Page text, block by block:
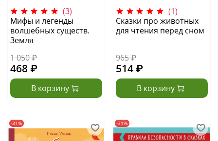
(3)
Мифы и легенды
волшебных существ.
Земля
1 050 ₽
468 ₽
В корзину
(1)
Сказки про животных
для чтения перед сном
965 ₽
514 ₽
В корзину
-31% -31%